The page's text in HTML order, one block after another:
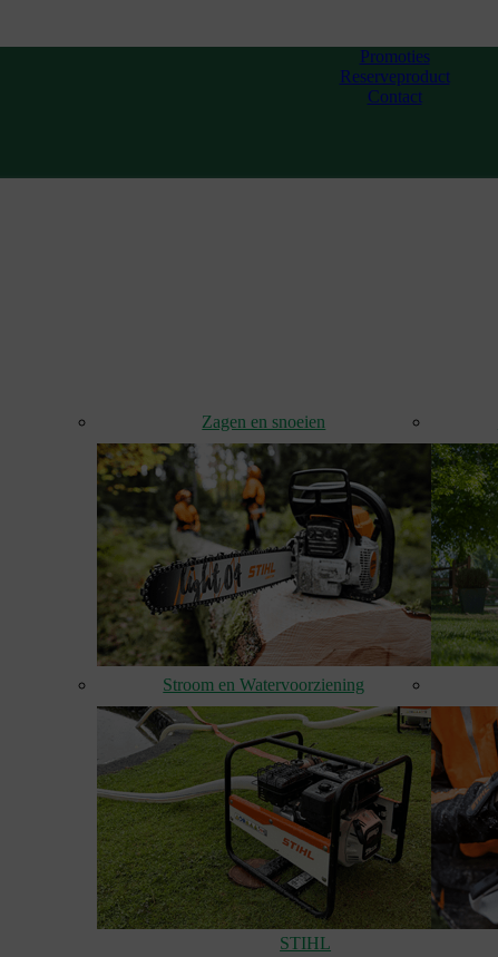
Promoties
Reserveproduct
Contact
Zagen en snoeien
Stroom en Watervoorziening
STIHL